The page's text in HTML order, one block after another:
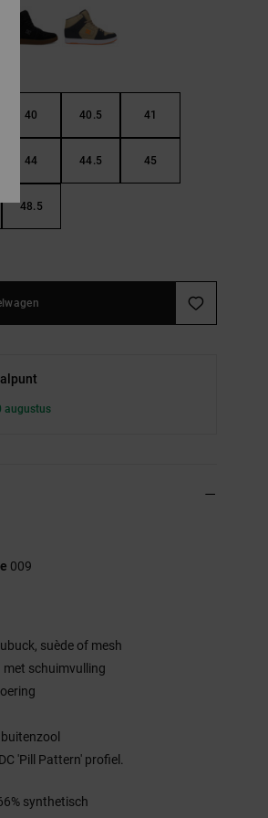
40 40.5 41
44 44.5 45
48.5
augustus
009
suède of mesh
schuimvulling
'Pill Pattern' profiel.
synthetisch